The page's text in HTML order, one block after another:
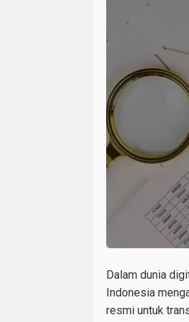
Dalam dunia
Indonesia
resmi untuk